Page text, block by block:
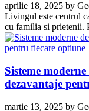
aprilie 18, 2025 by
Livingul este centrul
cu familia si prietenii.
Sisteme
dezavantaje
martie 13, 2025 by